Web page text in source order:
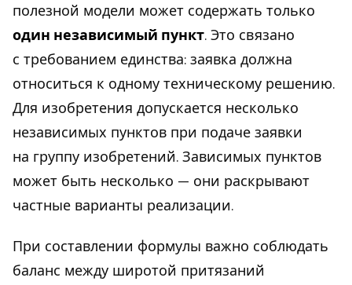
полезной модели может содержать только
один независимый пункт. Это связано
с требованием единства: заявка должна
относиться к одному техническому решению.
Для изобретения допускается несколько
независимых пунктов при подаче заявки
на группу изобретений. Зависимых пунктов
может быть несколько — они раскрывают
частные варианты реализации.
При составлении формулы важно соблюдать
баланс между широтой притязаний